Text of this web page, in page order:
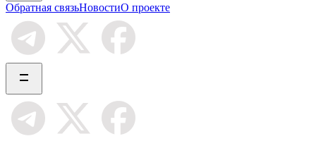
Обратная связьНовостиО проекте